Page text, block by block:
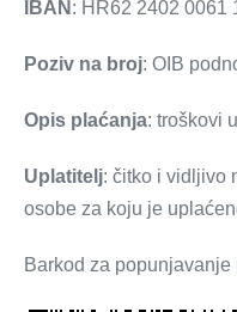
IBAN : HR62 2402 0061
Poziv na broj: OIB
Opis plaćanja: troškovi
Uplatitelj: čitko i vidljivo
osobe za koju je
Barkod za popunjavanje